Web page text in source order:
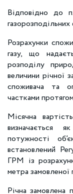
Відповідно до
Розрахунки
газу, що
розподілу
величини річної
споживача та
частками
Місячна
визначається
потужності
встановлений
ГРМ із
метра замовленої
Річна замовлена